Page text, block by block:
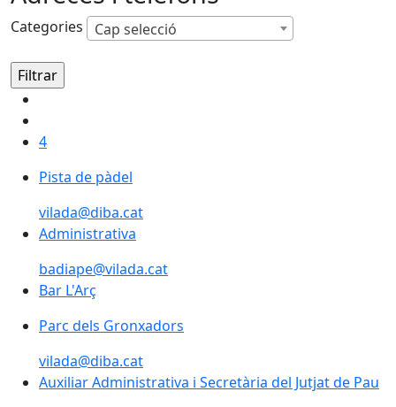
Categories Cap selecció
4
Pista de pàdel
vilada@diba.cat
Administrativa
badiape@vilada.cat
Bar L'Arç
Bar L'Arç
Parc dels Gronxadors
Parc dels Gronxadors
vilada@diba.cat
Auxiliar Administrativa i Secretària del Jutjat de Pau